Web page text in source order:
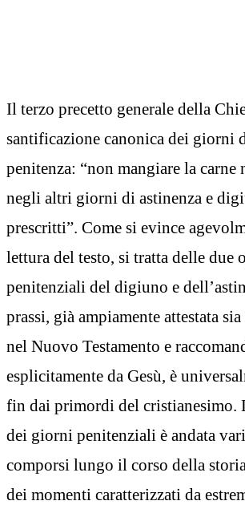
Il terzo precetto generale della
santificazione canonica dei giorni
penitenza: “non mangiare la carne
negli altri giorni di astinenza e
prescritti”. Come si evince
lettura del testo, si tratta delle due
penitenziali del digiuno e
prassi, già ampiamente attestata
nel Nuovo Testamento e
esplicitamente da Gesù, è
fin dai primordi del cristianesimo.
dei giorni penitenziali è andata
comporsi lungo il corso della
dei momenti caratterizzati da